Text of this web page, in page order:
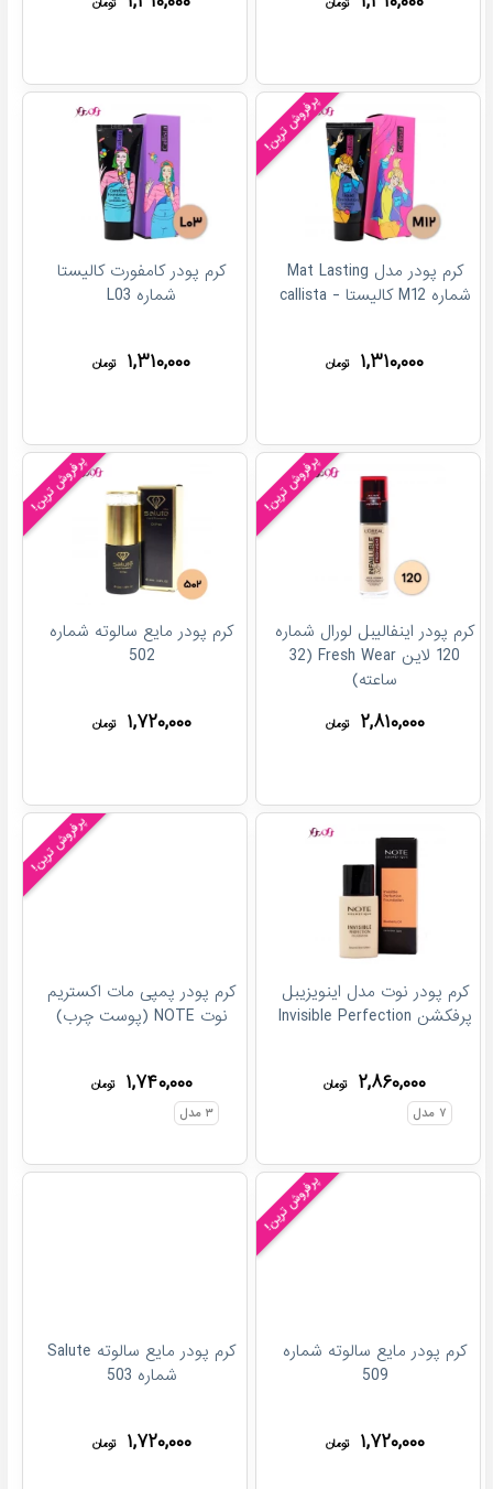
پرفروش ترین!
کرم پودر مدل Mat Lasting
شماره M12 کالیستا - callista
۱,۳۱۰,۰۰۰ تومان
کرم پودر کامفورت کالیستا
شماره L03
۱,۳۱۰,۰۰۰ تومان
پرفروش ترین!
کرم پودر اینفالیبل لورال شماره
120 لاین Fresh Wear (32
ساعته)
۲,۸۱۰,۰۰۰ تومان
پرفروش ترین!
کرم پودر مایع سالوته شماره
502
۱,۷۲۰,۰۰۰ تومان
کرم پودر نوت مدل اینویزیبل
پرفکشن Invisible Perfection
۲,۸۶۰,۰۰۰
تومان
۷ مدل
پرفروش ترین!
کرم پودر پمپی مات اکستریم
نوت NOTE (پوست چرب)
۱,۷۴۰,۰۰۰
تومان
۳ مدل
پرفروش ترین!
کرم پودر مایع سالوته شماره
509
۱,۷۲۰,۰۰۰ تومان
کرم پودر مایع سالوته Salute
شماره 503
۱,۷۲۰,۰۰۰ تومان